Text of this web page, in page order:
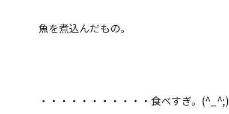
魚を煮込んだもの。
・・・・・・・・・・・食べすぎ。(^_^;)